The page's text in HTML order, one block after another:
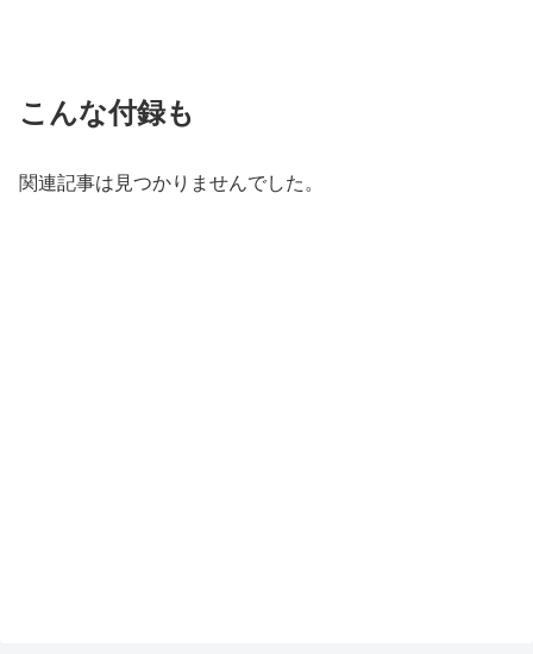
こんな付録も
関連記事は見つかりませんでした。